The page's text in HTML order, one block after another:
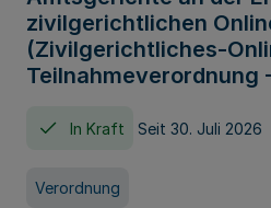
zivilgerichtlichen
(Zivilgerichtliches-
Teilnahmeverordnung
In Kraft Seit 30. Juli 2026
Verordnung